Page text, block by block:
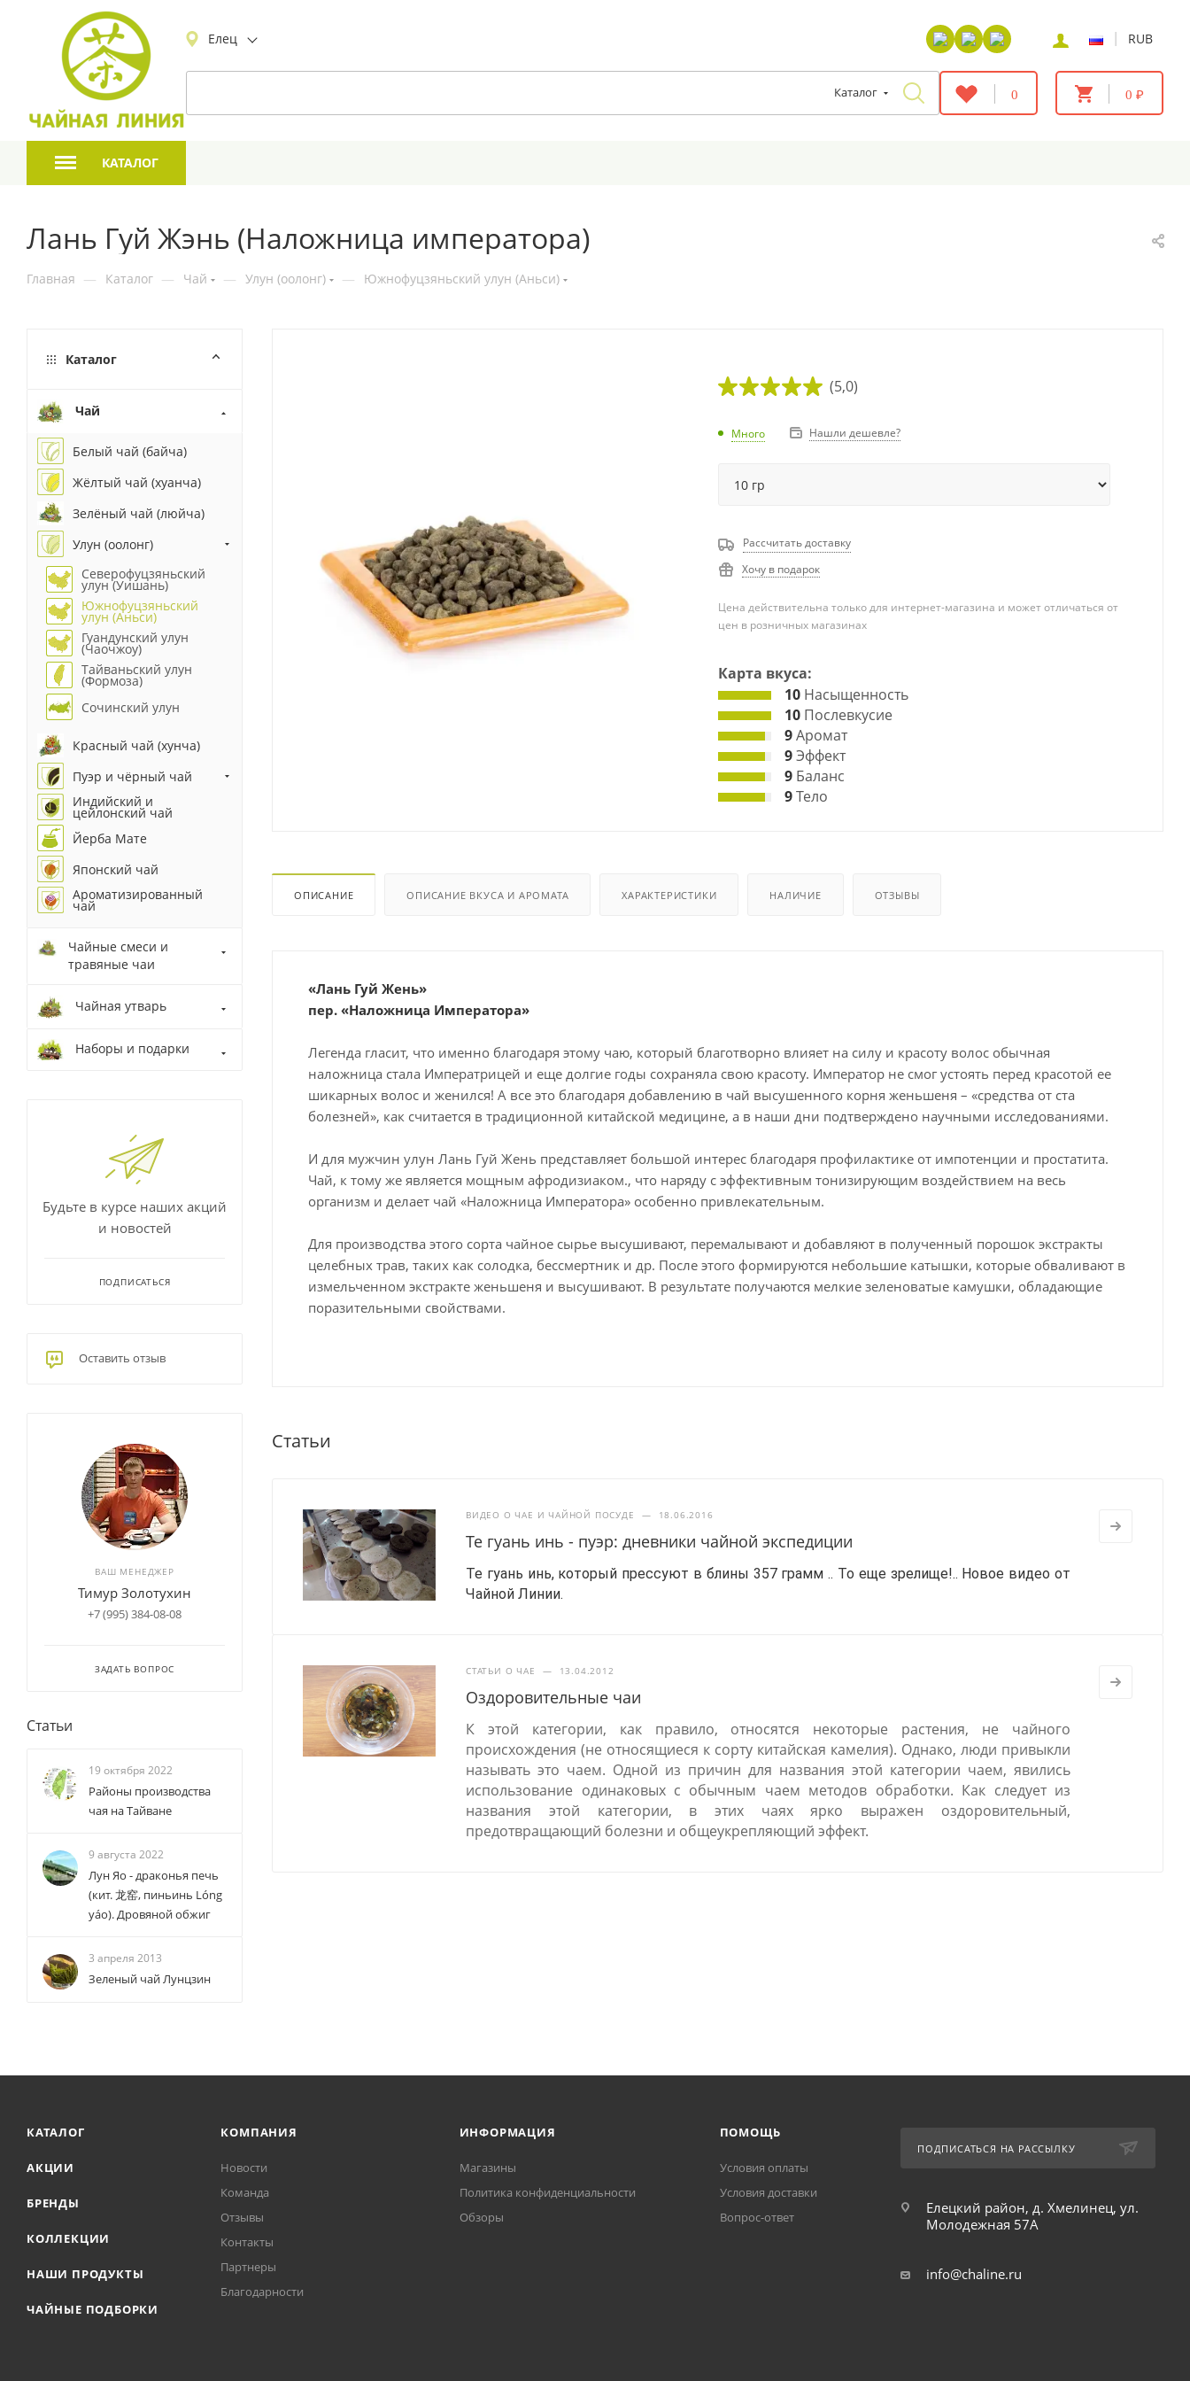
Елец | RUB
Каталог 0 0 ₽
КАТАЛОГ
Лань Гуй Жэнь (Наложница императора)
Главная — Каталог — Чай — Улун (оолонг) — Южнофуцзяньский улун (Аньси)
(5,0)
Много Нашли дешевле?
Рассчитать доставку
Хочу в подарок
Цена действительна только для интернет-магазина и может отличаться от
цен в розничных магазинах
Карта вкуса:
10Насыщенность
10Послевкусие
9Аромат
9Эффект
9Баланс
9Тело
ОПИСАНИЕ ОПИСАНИЕ ВКУСА И АРОМАТА ХАРАКТЕРИСТИКИ НАЛИЧИЕ ОТЗЫВЫ
«Лань Гуй Жень»
пер. «Наложница Императора»
Легенда гласит, что именно благодаря этому чаю, который благотворно влияет на силу и красоту волос обычная
наложница стала Императрицей и еще долгие годы сохраняла свою красоту. Император не смог устоять перед красотой ее
шикарных волос и женился! А все это благодаря добавлению в чай высушенного корня женьшеня – «средства от ста
болезней», как считается в традиционной китайской медицине, а в наши дни подтверждено научными исследованиями.
И для мужчин улун Лань Гуй Жень представляет большой интерес благодаря профилактике от импотенции и простатита.
Чай, к тому же является мощным афродизиаком., что наряду с эффективным тонизирующим воздействием на весь
организм и делает чай «Наложница Императора» особенно привлекательным.
Для производства этого сорта чайное сырье высушивают, перемалывают и добавляют в полученный порошок экстракты
целебных трав, таких как солодка, бессмертник и др. После этого формируются небольшие катышки, которые обваливают в
измельченном экстракте женьшеня и высушивают. В результате получаются мелкие зеленоватые камушки, обладающие
поразительными свойствами.
Статьи
ВИДЕО О ЧАЕ И ЧАЙНОЙ ПОСУДЕ — 18.06.2016
Те гуань инь - пуэр: дневники чайной экспедиции
Те гуань инь, который прессуют в блины 357 грамм .. То еще зрелище!.. Новое видео от
Чайной Линии.
СТАТЬИ О ЧАЕ — 13.04.2012
Оздоровительные чаи
К этой категории, как правило, относятся некоторые растения, не чайного
происхождения (не относящиеся к сорту китайская камелия). Однако, люди привыкли
называть это чаем. Одной из причин для названия этой категории чаем, явились
использование одинаковых с обычным чаем методов обработки. Как следует из
названия этой категории, в этих чаях ярко выражен оздоровительный,
предотвращающий болезни и общеукрепляющий эффект.
Каталог
Чай
Белый чай (байча)
Жёлтый чай (хуанча)
Зелёный чай (люйча)
Улун (оолонг)
Северофуцзяньский
улун (Уишань)
Южнофуцзяньский
улун (Аньси)
Гуандунский улун
(Чаочжоу)
Тайваньский улун
(Формоза)
Сочинский улун
Красный чай (хунча)
Пуэр и чёрный чай
Индийский и
цейлонский чай
Йерба Мате
Японский чай
Ароматизированный
чай
Чайные смеси и
травяные чаи
Чайная утварь
Наборы и подарки
Будьте в курсе наших акций
и новостей
ПОДПИСАТЬСЯ
Оставить отзыв
ВАШ МЕНЕДЖЕР
Тимур Золотухин
+7 (995) 384-08-08
ЗАДАТЬ ВОПРОС
Статьи
19 октября 2022
Районы производства
чая на Тайване
9 августа 2022
Лун Яо - драконья печь
(кит. 龙窑, пиньинь Lóng
yáo). Дровяной обжиг
3 апреля 2013
Зеленый чай Лунцзин
КАТАЛОГ
АКЦИИ
БРЕНДЫ
КОЛЛЕКЦИИ
НАШИ ПРОДУКТЫ
ЧАЙНЫЕ ПОДБОРКИ
КОМПАНИЯ
Новости
Команда
Отзывы
Контакты
Партнеры
Благодарности
ИНФОРМАЦИЯ
Магазины
Политика конфиденциальности
Обзоры
ПОМОЩЬ
Условия оплаты
Условия доставки
Вопрос-ответ
ПОДПИСАТЬСЯ НА РАССЫЛКУ
Елецкий район, д. Хмелинец, ул.
Молодежная 57А
info@chaline.ru